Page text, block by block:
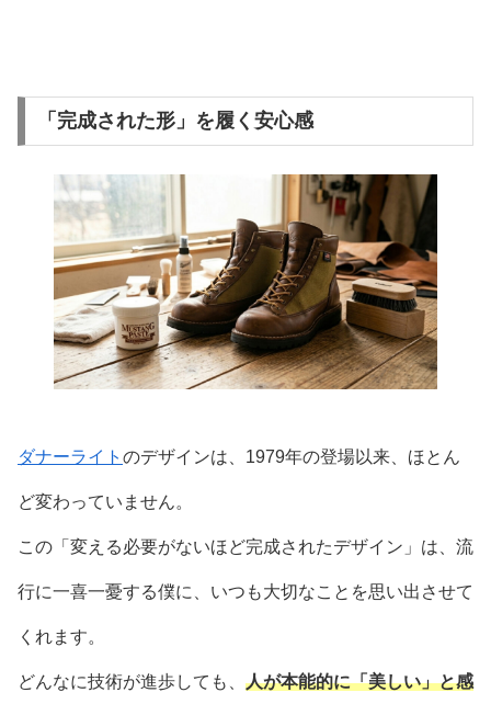
「完成された形」を履く安心感
ダナーライト のデザインは、1979年の登場以来、ほとん
ど変わっていません。
この「変える必要がないほど完成されたデザイン」は、流
行に一喜一憂する僕に、いつも大切なことを思い出させて
くれます。
どんなに技術が進歩しても、 人が本能的に「美しい」と感